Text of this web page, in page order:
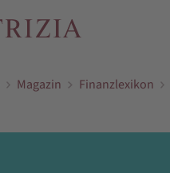
Magazin Finanzlexikon